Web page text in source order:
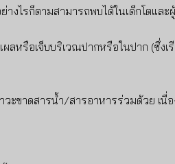
งไรก็ตามสามารถพบได้ในเด็กโตแล
ลหรือเจ็บบริเวณปากหรือในปาก (ซึ่ง
ะขาดสารน้ำ/สารอาหารร่วมด้วย เนื่